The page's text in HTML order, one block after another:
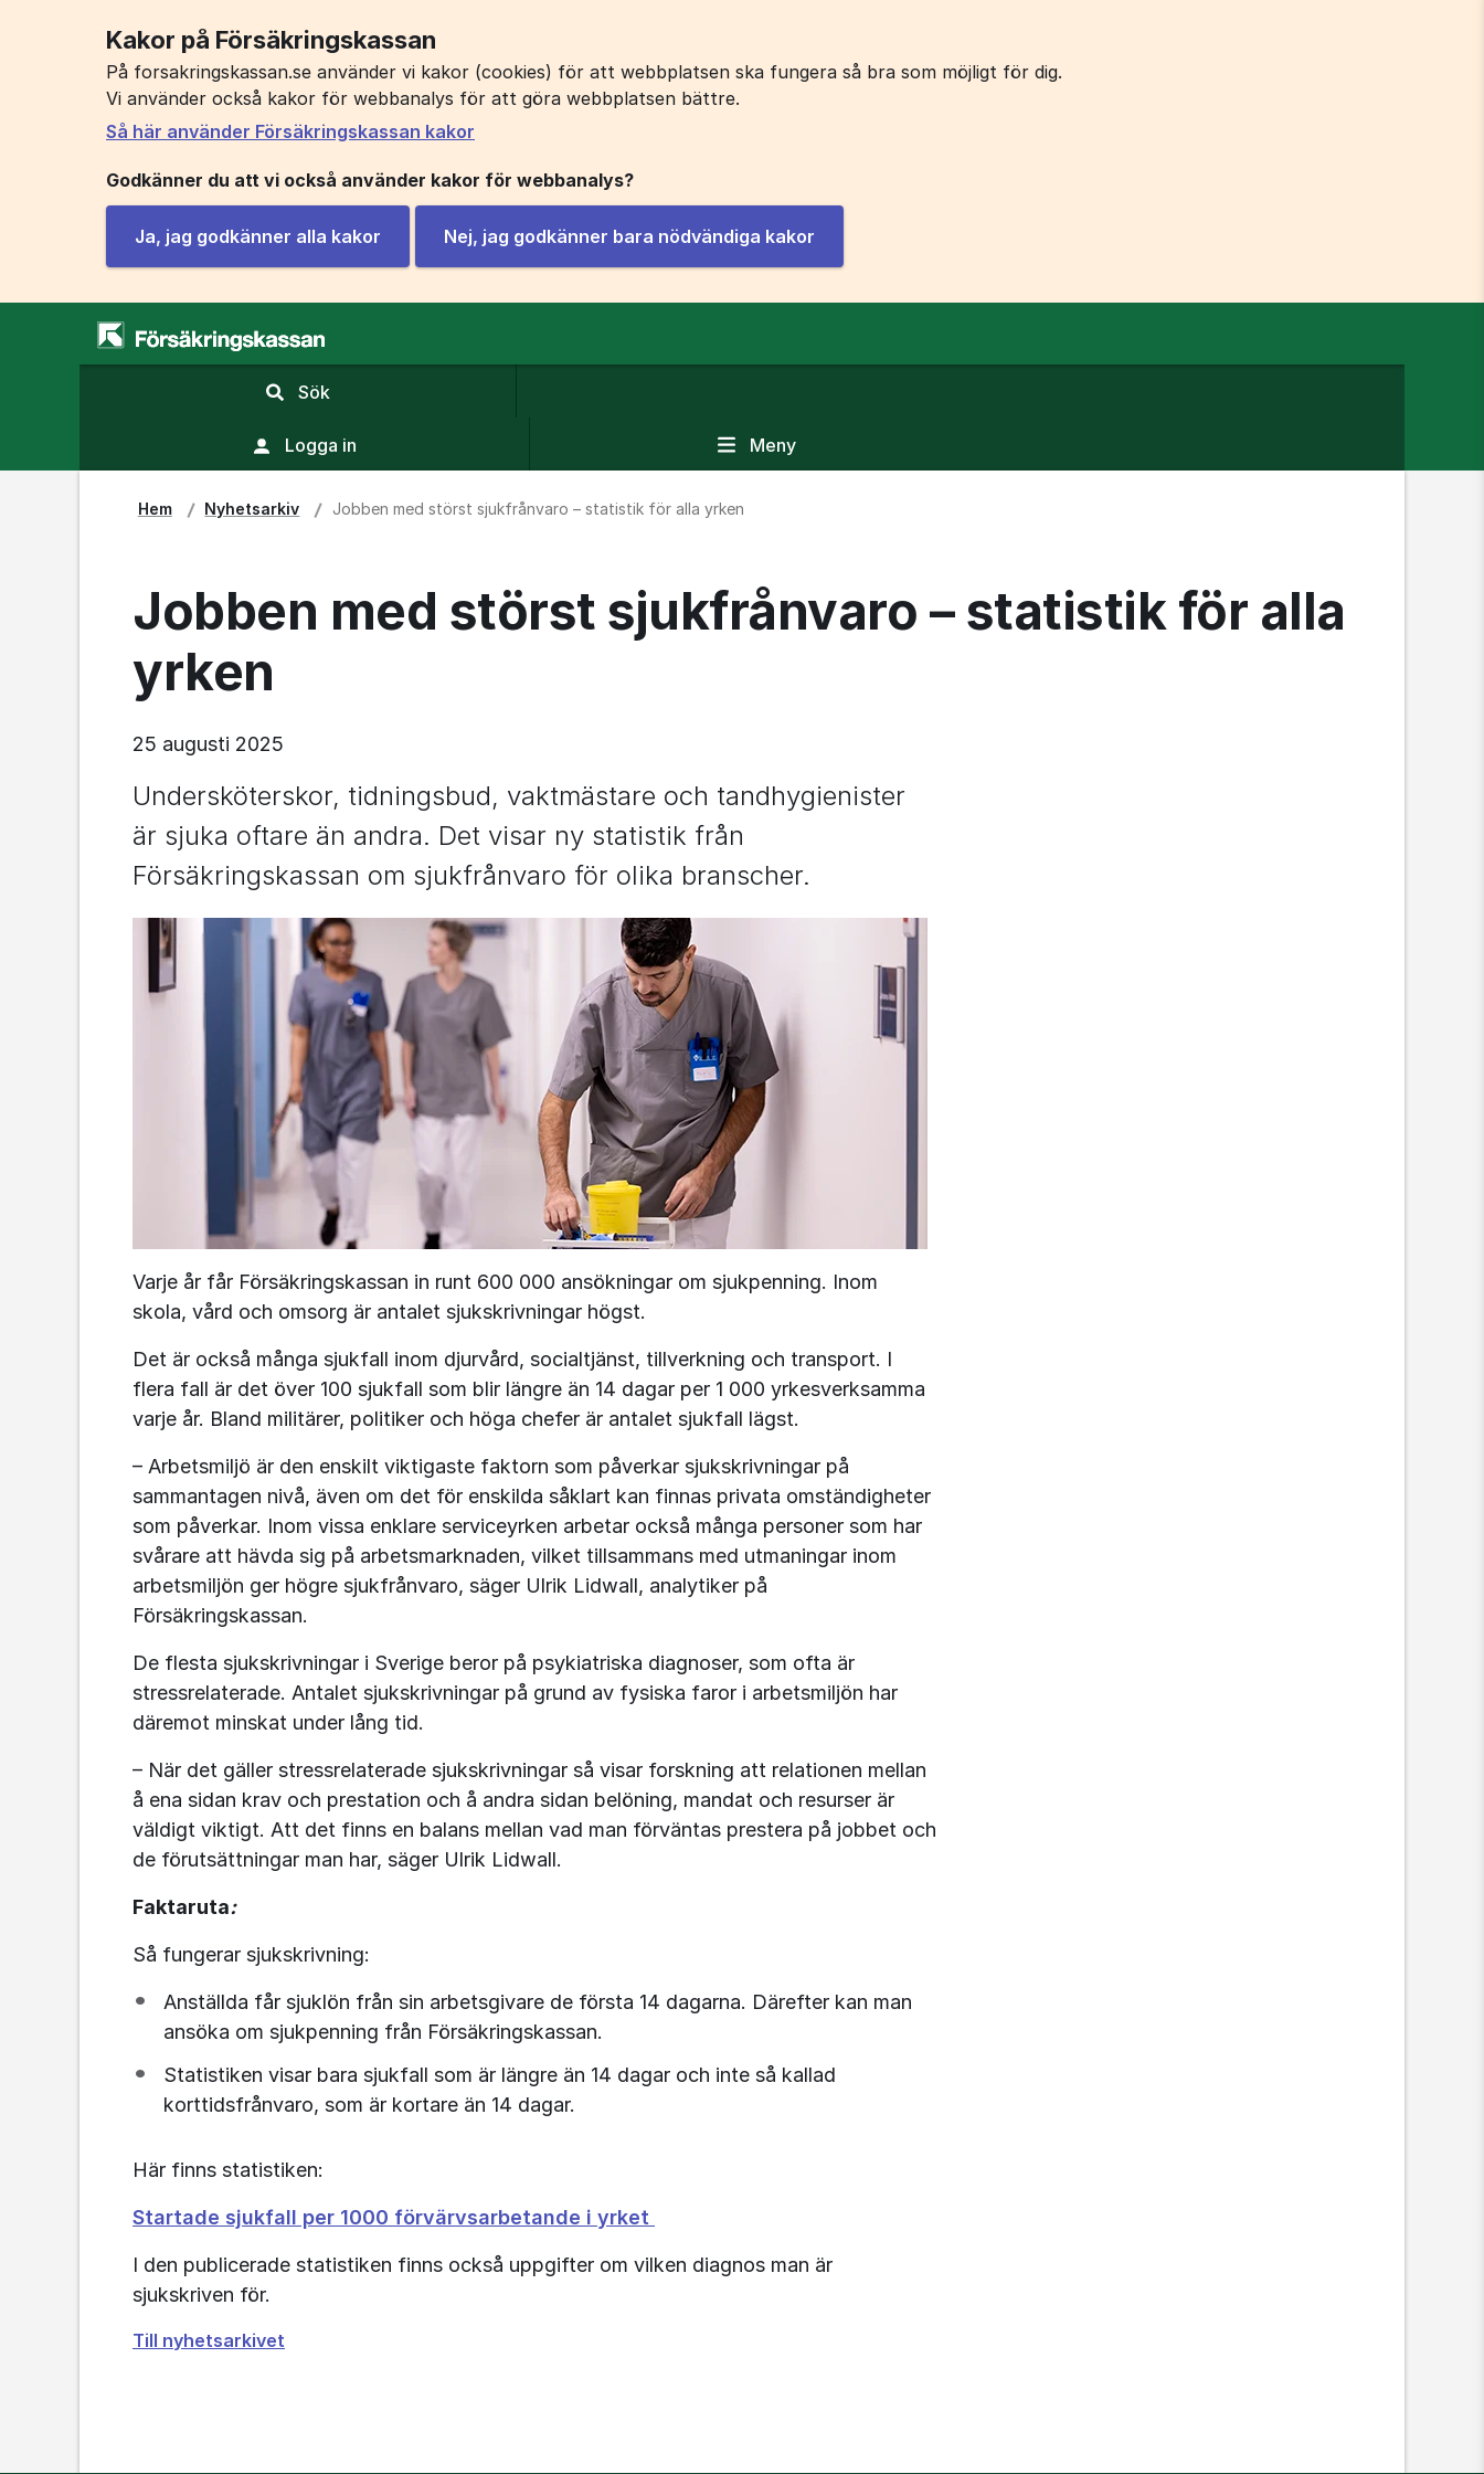
Kakor på Försäkringskassan
På forsakringskassan.se använder vi kakor (cookies) för att webbplatsen ska fungera så bra som möjligt för dig.
Vi använder också kakor för webbanalys för att göra webbplatsen bättre.
Så här använder Försäkringskassan kakor
Godkänner du att vi också använder kakor för webbanalys?
Ja, jag godkänner alla kakor Nej, jag godkänner bara nödvändiga kakor
Sök,
sökfält
Logga in Meny
Hem Nyhetsarkiv Jobben med störst sjukfrånvaro – statistik för alla yrken
Jobben med störst sjukfrånvaro – statistik för alla
yrken
25 augusti 2025
Undersköterskor, tidningsbud, vaktmästare och tandhygienister
är sjuka oftare än andra. Det visar ny statistik från
Försäkringskassan om sjukfrånvaro för olika branscher.
Varje år får Försäkringskassan in runt 600 000 ansökningar om sjukpenning. Inom
skola, vård och omsorg är antalet sjukskrivningar högst.
Det är också många sjukfall inom djurvård, socialtjänst, tillverkning och transport. I
flera fall är det över 100 sjukfall som blir längre än 14 dagar per 1 000 yrkesverksamma
varje år. Bland militärer, politiker och höga chefer är antalet sjukfall lägst.
– Arbetsmiljö är den enskilt viktigaste faktorn som påverkar sjukskrivningar på
sammantagen nivå, även om det för enskilda såklart kan finnas privata omständigheter
som påverkar. Inom vissa enklare serviceyrken arbetar också många personer som har
svårare att hävda sig på arbetsmarknaden, vilket tillsammans med utmaningar inom
arbetsmiljön ger högre sjukfrånvaro, säger Ulrik Lidwall, analytiker på
Försäkringskassan.
De flesta sjukskrivningar i Sverige beror på psykiatriska diagnoser, som ofta är
stressrelaterade. Antalet sjukskrivningar på grund av fysiska faror i arbetsmiljön har
däremot minskat under lång tid.
– När det gäller stressrelaterade sjukskrivningar så visar forskning att relationen mellan
å ena sidan krav och prestation och å andra sidan belöning, mandat och resurser är
väldigt viktigt. Att det finns en balans mellan vad man förväntas prestera på jobbet och
de förutsättningar man har, säger Ulrik Lidwall.
Faktaruta:
Så fungerar sjukskrivning:
Anställda får sjuklön från sin arbetsgivare de första 14 dagarna. Därefter kan man
ansöka om sjukpenning från Försäkringskassan.
Statistiken visar bara sjukfall som är längre än 14 dagar och inte så kallad
korttidsfrånvaro, som är kortare än 14 dagar.
Här finns statistiken:
Startade sjukfall per 1000 förvärvsarbetande i yrket
I den publicerade statistiken finns också uppgifter om vilken diagnos man är
sjukskriven för.
Till nyhetsarkivet